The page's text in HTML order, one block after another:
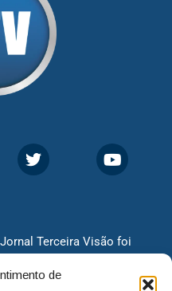
de
Terceira Visão foi
época só existiam